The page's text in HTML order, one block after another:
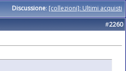
Discussione: [collezioni]: Ultimi acquisti
#2260